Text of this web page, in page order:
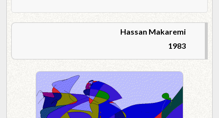
Hassan Makaremi
1983